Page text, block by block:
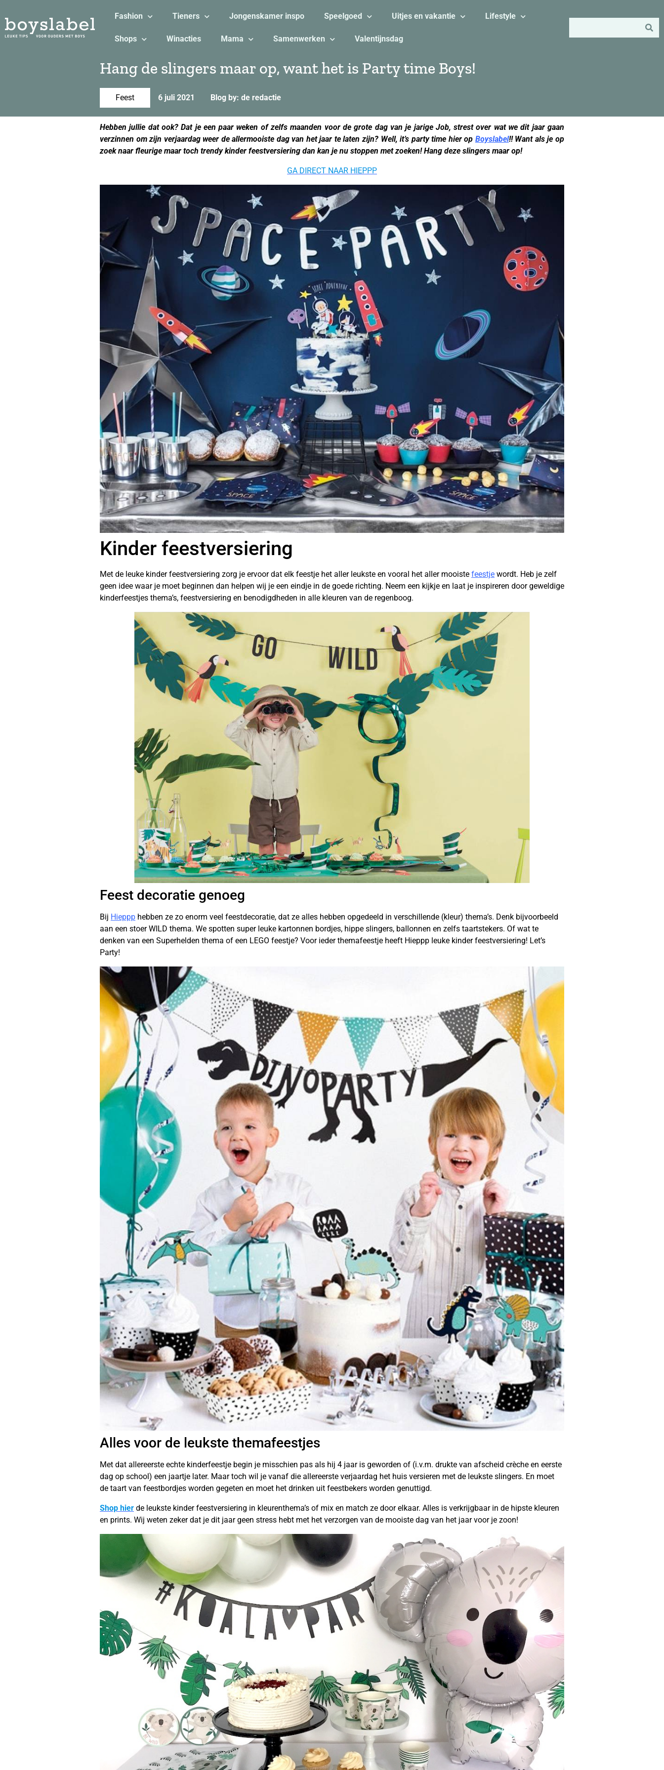
Fashion Tieners Jongenskamer inspo Speelgoed Uitjes en vakantie Lifestyle
Shops Winacties Mama Samenwerken Valentijnsdag
Hang de slingers maar op, want het is Party time Boys!
Feest 6 juli 2021 Blog by: de redactie
Hebben jullie dat ook? Dat je een paar weken of zelfs maanden voor de grote dag van je jarige Job, strest over wat we dit jaar gaan
verzinnen om zijn verjaardag weer de allermooiste dag van het jaar te laten zijn? Well, it’s party time hier op Boyslabel!! Want als je op
zoek naar fleurige maar toch trendy kinder feestversiering dan kan je nu stoppen met zoeken! Hang deze slingers maar op!
GA DIRECT NAAR HIEPPP
Kinder feestversiering
Met de leuke kinder feestversiering zorg je ervoor dat elk feestje het aller leukste en vooral het aller mooiste feestje wordt. Heb je zelf
geen idee waar je moet beginnen dan helpen wij je een eindje in de goede richting. Neem een kijkje en laat je inspireren door geweldige
kinderfeestjes thema’s, feestversiering en benodigdheden in alle kleuren van de regenboog.
Feest decoratie genoeg
Bij Hieppp hebben ze zo enorm veel feestdecoratie, dat ze alles hebben opgedeeld in verschillende (kleur) thema’s. Denk bijvoorbeeld
aan een stoer WILD thema. We spotten super leuke kartonnen bordjes, hippe slingers, ballonnen en zelfs taartstekers. Of wat te
denken van een Superhelden thema of een LEGO feestje? Voor ieder themafeestje heeft Hieppp leuke kinder feestversiering! Let’s
Party!
Alles voor de leukste themafeestjes
Met dat allereerste echte kinderfeestje begin je misschien pas als hij 4 jaar is geworden of (i.v.m. drukte van afscheid crèche en eerste
dag op school) een jaartje later. Maar toch wil je vanaf die allereerste verjaardag het huis versieren met de leukste slingers. En moet
de taart van feestbordjes worden gegeten en moet het drinken uit feestbekers worden genuttigd.
Shop hier de leukste kinder feestversiering in kleurenthema’s of mix en match ze door elkaar. Alles is verkrijgbaar in de hipste kleuren
en prints. Wij weten zeker dat je dit jaar geen stress hebt met het verzorgen van de mooiste dag van het jaar voor je zoon!